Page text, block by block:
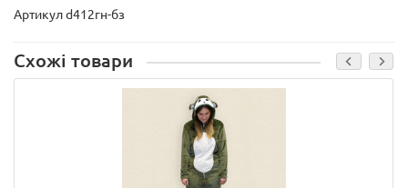
Артикул d412гн-бз
Схожі товари